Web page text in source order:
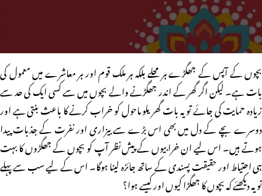
بچوں کے آپس کے جھگڑے ہر محلے بلکہ ہر ملک قوم اور ہر معاشرے میں معمول کی
بات ہے۔ لیکن اگر گھر کے اندر جھگڑنے والے بچوں میں سے کسی ایک کی حد سے
زیادہ حمایت کی جائے تو یہ بات گھریلو ماحول کو خراب کرنے کا باعث بنتی ہے اور
دوسرے بچے کے دل میں بھی اس بڑے سے بیزاری اور نفرت کے جذبات پیدا
ہوتے ہیں۔ اس لیے ان خرابیوں کے پیش نظر آپ کو بچوں کے جھگڑوں کا بہت
ہی احتیاط اور حقیقت پسندی کے ساتھ جائزہ لینا ہوگا۔ اس کے لیے سب سے پہلے
تو یہ دیکھئے کہ بچوں کا جھگڑا کیوں اور کیسے ہوا؟